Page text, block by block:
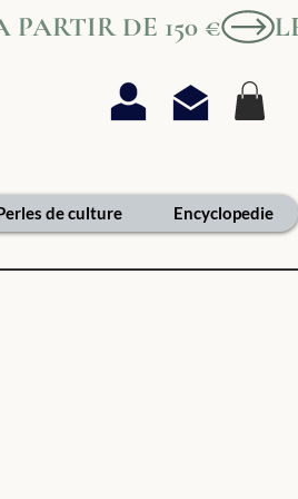
PARTIR DE 150 €
de culture Encyclopedie